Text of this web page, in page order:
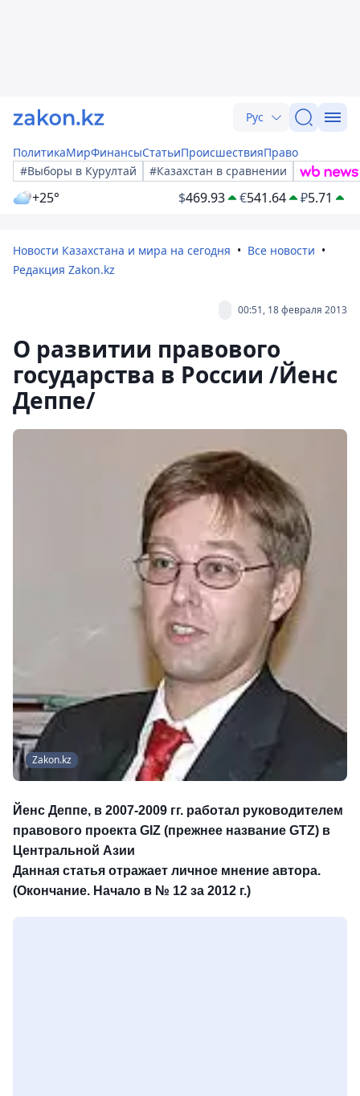
Рус
ПолитикаМирФинансыСтатьиПроисшествияПраво
#Выборы в Курултай
#Казахстан в сравнении
+25° $469.93 €541.64 ₽5.71
Новости Казахстана и мира на сегодня
Все новости
Редакция Zakon.kz
00:51, 18 февраля 2013
О развитии правового
государства в России /Йенс
Деппе/
Zakon.kz
Йенс Деппе, в 2007-2009 гг. работал руководителем
правового проекта GIZ (прежнее название GTZ) в
Центральной Азии
Данная статья отражает личное мнение автора.
(Окончание. Начало в № 12 за 2012 г.)